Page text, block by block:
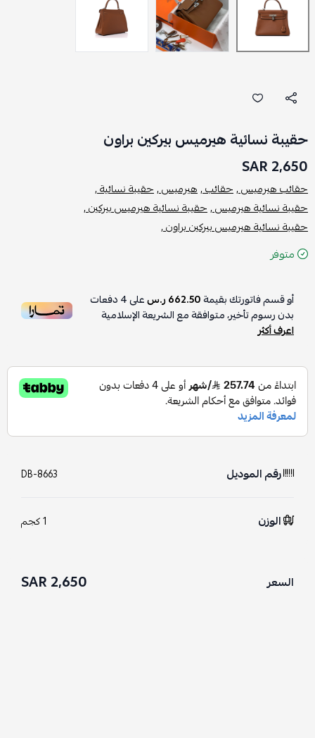
حقيبة نسائية هيرميس بيركين براون
2,650 SAR
حقائب هيرميس ,حقائب ,هيرميس ,حقيبة نسائية ,
حقيبة نسائية هيرميس ,حقيبة نسائية هيرميس بيركين ,
حقيبة نسائية هيرميس بيركين براون ,
متوفر
أو قسم فاتورتك بقيمة662.50 ر.س على4دفعات
بدون رسوم تأخير، متوافقة مع الشريعة الإسلامية
اعرف أكثر
رقم الموديل DB-8663
الوزن 1 كجم
السعر 2,650 SAR